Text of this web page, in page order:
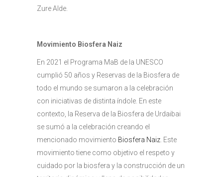
Zure Alde.
Movimiento Biosfera Naiz
En 2021 el Programa MaB de la UNESCO
cumplió 50 años y Reservas de la Biosfera de
todo el mundo se sumaron a la celebración
con iniciativas de distinta índole. En este
contexto, la Reserva de la Biosfera de Urdaibai
se sumó a la celebración creando el
mencionado movimiento Biosfera Naiz . Este
movimiento tiene como objetivo el respeto y
cuidado por la biosfera y la construcción de un